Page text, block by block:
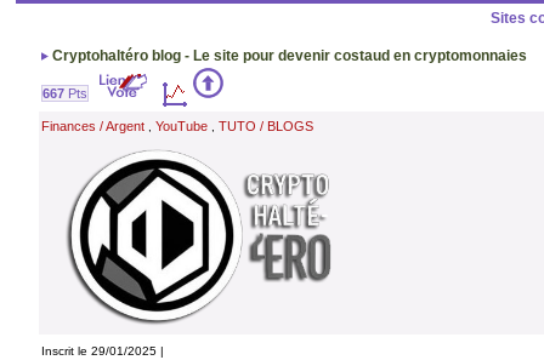
Sites
Cryptohaltéro blog - Le site pour devenir costaud en cryptomonnaies
667Pts
Finances / Argent, YouTube, TUTO / BLOGS
Inscrit le 29/01/2025 |